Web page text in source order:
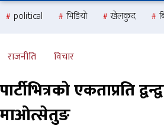
political भिडियो खेलकुद
national
health
राजनीति विचार
पार्टीभित्रको एकताप्रति
माओत्सेतुङ